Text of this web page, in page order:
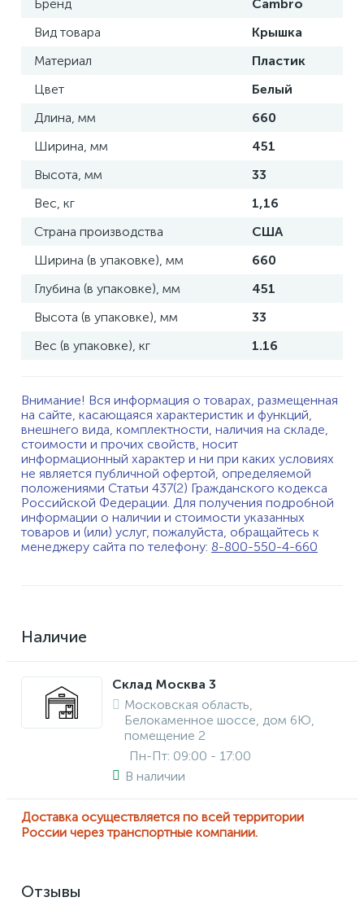
Бренд
Cambro
Вид товара
Крышка
Материал
Пластик
Цвет
Белый
Длина, мм
660
Ширина, мм
451
Высота, мм
33
Вес, кг
1,16
Страна производства
США
Ширина (в упаковке), мм
660
Глубина (в упаковке), мм
451
Высота (в упаковке), мм
33
Вес (в упаковке), кг
1.16
Внимание! Вся информация о товарах, размещенная
на сайте, касающаяся характеристик и функций,
внешнего вида, комплектности, наличия на складе,
стоимости и прочих свойств, носит
информационный характер и ни при каких условиях
не является публичной офертой, определяемой
положениями Статьи 437(2) Гражданского кодекса
Российской Федерации. Для получения подробной
информации о наличии и стоимости указанных
товаров и (или) услуг, пожалуйста, обращайтесь к
менеджеру сайта по телефону: 8-800-550-4-660
Наличие
Склад Москва 3
Московская область,
Белокаменное шоссе, дом 6Ю,
помещение 2
Пн-Пт: 09:00 - 17:00
В наличии
Доставка осуществляется по всей территории
России через транспортные компании.
Отзывы